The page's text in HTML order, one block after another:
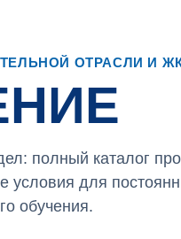
ОТРАСЛИ И
полный каталог
условия для
обучения.